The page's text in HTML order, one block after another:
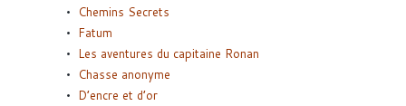
Chemins Secrets
Fatum
Les aventures du capitaine Ronan
Chasse anonyme
D’encre et d’or